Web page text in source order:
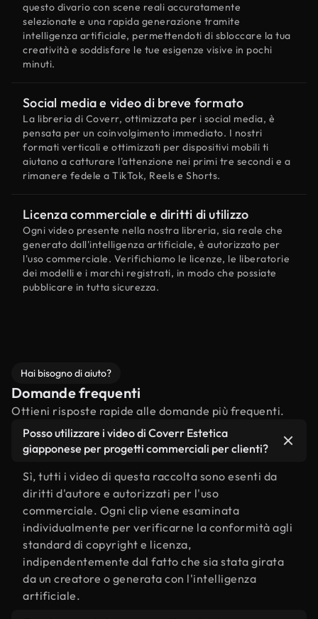
questo divario con scene reali accuratamente
selezionate e una rapida generazione tramite
intelligenza artificiale, permettendoti di sbloccare la tua
creatività e soddisfare le tue esigenze visive in pochi
minuti.
Social media e video di breve formato
La libreria di Coverr, ottimizzata per i social media, è
pensata per un coinvolgimento immediato. I nostri
formati verticali e ottimizzati per dispositivi mobili ti
aiutano a catturare l'attenzione nei primi tre secondi e a
rimanere fedele a TikTok, Reels e Shorts.
Licenza commerciale e diritti di utilizzo
Ogni video presente nella nostra libreria, sia reale che
generato dall'intelligenza artificiale, è autorizzato per
l'uso commerciale. Verifichiamo le licenze, le liberatorie
dei modelli e i marchi registrati, in modo che possiate
pubblicare in tutta sicurezza.
Hai bisogno di aiuto?
Domande frequenti
Ottieni risposte rapide alle domande più frequenti.
Posso utilizzare i video di Coverr Estetica
giapponese per progetti commerciali per clienti?
Sì, tutti i video di questa raccolta sono esenti da
diritti d'autore e autorizzati per l'uso
commerciale. Ogni clip viene esaminata
individualmente per verificarne la conformità agli
standard di copyright e licenza,
indipendentemente dal fatto che sia stata girata
da un creatore o generata con l'intelligenza
artificiale.